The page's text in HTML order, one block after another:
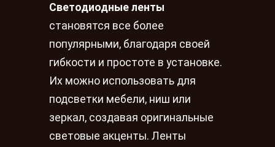
Светодиодные ленты
становятся все более
популярными, благодаря своей
гибкости и простоте в установке.
Их можно использовать для
подсветки мебели, ниш или
зеркал, создавая оригинальные
световые акценты. Ленты